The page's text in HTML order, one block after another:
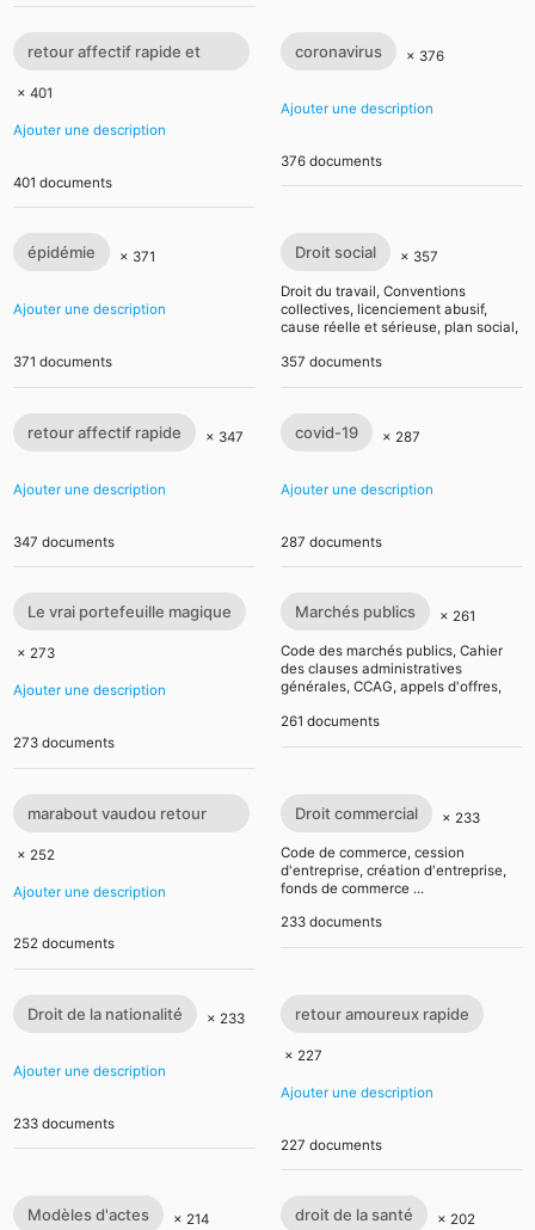
retour affectif rapide et
efficace
× 401
Ajouter une description
401 documents
coronavirus × 376
Ajouter une description
376 documents
épidémie × 371
Ajouter une description
371 documents
Droit social × 357
Droit du travail, Conventions
collectives, licenciement abusif,
cause réelle et sérieuse, plan social,
Convention collective nationale de
357 documents
retour affectif rapide × 347
Ajouter une description
347 documents
covid-19 × 287
Ajouter une description
287 documents
Le vrai portefeuille magique
× 273
Ajouter une description
273 documents
Marchés publics × 261
Code des marchés publics, Cahier
des clauses administratives
générales, CCAG, appels d'offres,
261 documents
marabout vaudou retour
affectif retour affectif
sérieux retour d
× 252
Ajouter une description
252 documents
Droit commercial × 233
Code de commerce, cession
d'entreprise, création d'entreprise,
fonds de commerce ...
233 documents
Droit de la nationalité × 233
Ajouter une description
233 documents
retour amoureux rapide
× 227
Ajouter une description
227 documents
Modèles d'actes × 214 droit de la santé × 202